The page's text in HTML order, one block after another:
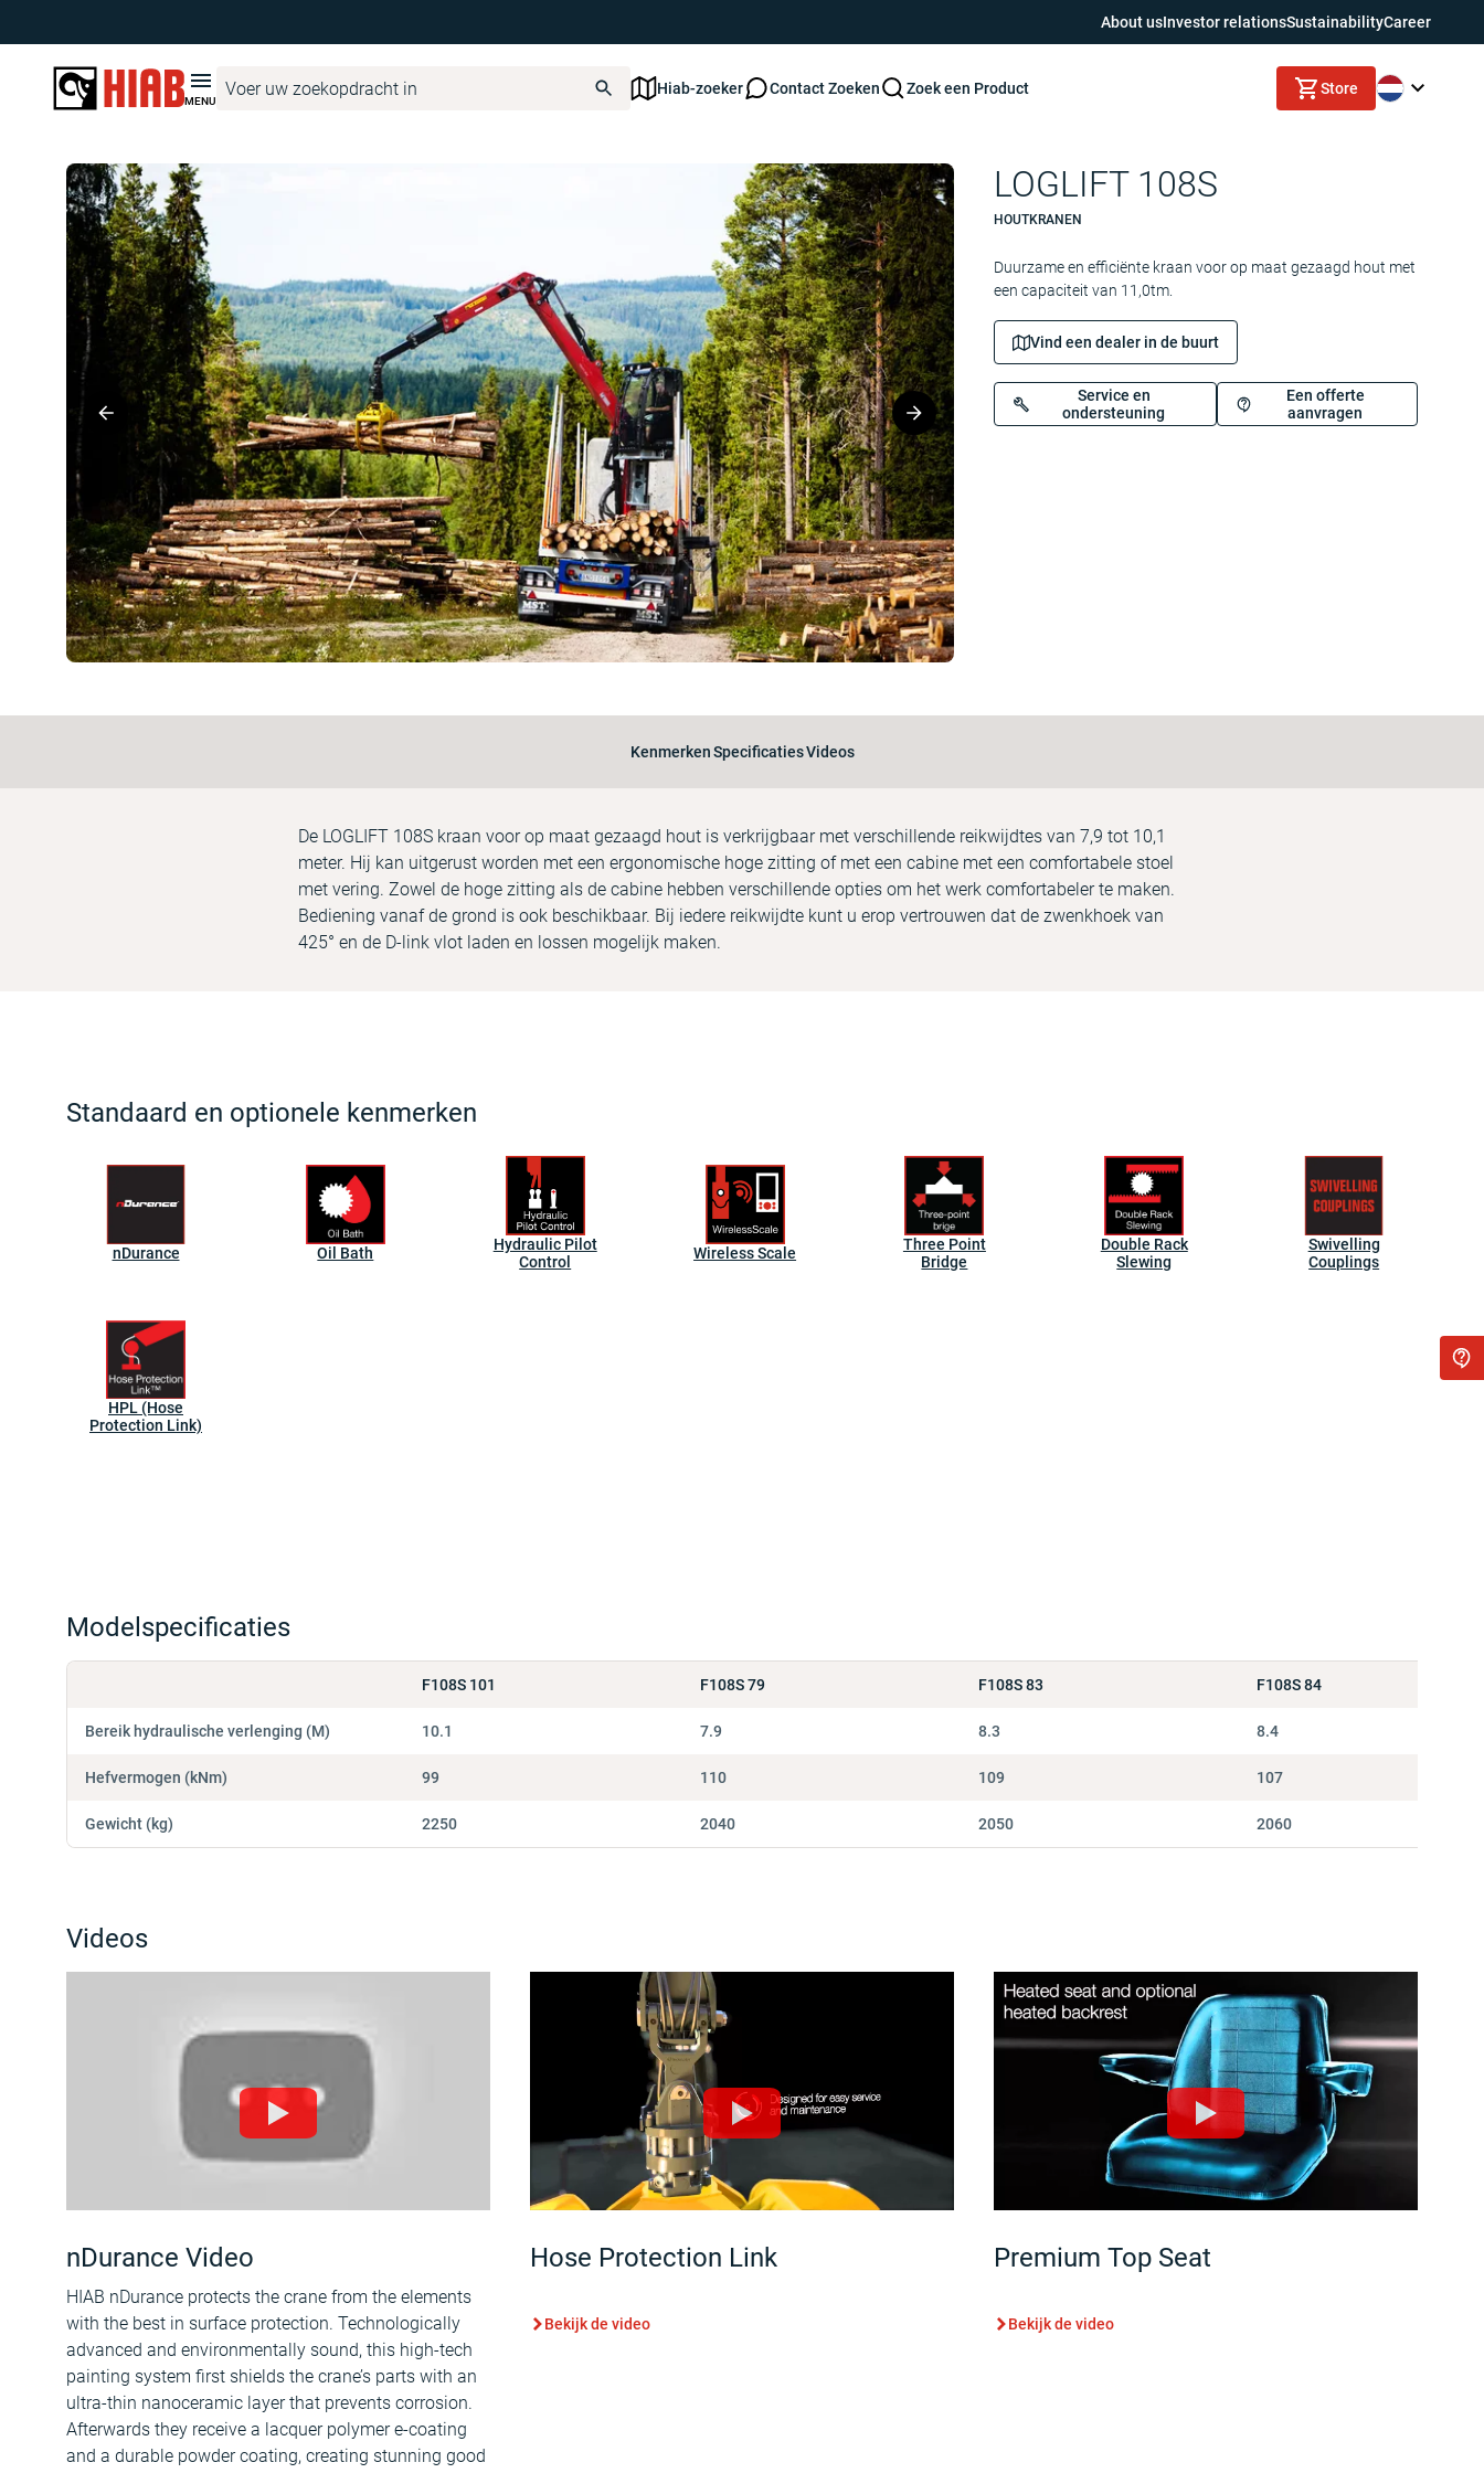
About usInvestor relationsSustainabilityCareer
MENU
Hiab-zoeker Contact Zoeken Zoek een Product Store
Hiab Netherlands Productzoeker LOGLIFT LOGLIFT 108S
LOGLIFT 108S
HOUTKRANEN
Duurzame en efficiënte kraan voor op maat gezaagd hout met
een capaciteit van 11,0tm.
Vind een dealer in de buurt
Service en
ondersteuning
Een offerte
aanvragen
KenmerkenSpecificatiesVideos
De LOGLIFT 108S kraan voor op maat gezaagd hout is verkrijgbaar met verschillende reikwijdtes van 7,9 tot 10,1
meter. Hij kan uitgerust worden met een ergonomische hoge zitting of met een cabine met een comfortabele stoel
met vering. Zowel de hoge zitting als de cabine hebben verschillende opties om het werk comfortabeler te maken.
Bediening vanaf de grond is ook beschikbaar. Bij iedere reikwijdte kunt u erop vertrouwen dat de zwenkhoek van
425° en de D-link vlot laden en lossen mogelijk maken.
Standaard en optionele kenmerken
nDurance Oil Bath
Hydraulic Pilot
Control
Wireless Scale
Three Point
Bridge
Double Rack
Slewing
Swivelling
Couplings
HPL (Hose
Protection Link)
Modelspecificaties
Bereik hydraulische verlenging (M)
Hefvermogen (kNm)
Gewicht (kg)
F108S 101 F108S 79 F108S 83 F108S 84
10.1 7.9 8.3 8.4
99 110 109 107
2250 2040 2050 2060
Videos
nDurance Video
HIAB nDurance protects the crane from the elements
with the best in surface protection. Technologically
advanced and environmentally sound, this high-tech
painting system first shields the crane’s parts with an
ultra-thin nanoceramic layer that prevents corrosion.
Afterwards they receive a lacquer polymer e-coating
and a durable powder coating, creating stunning good
Hose Protection Link
Bekijk de video
Premium Top Seat
Bekijk de video